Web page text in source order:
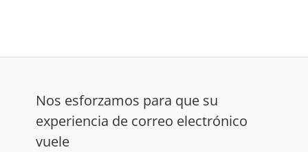
Nos esforzamos para que su
experiencia de correo electrónico
vuele